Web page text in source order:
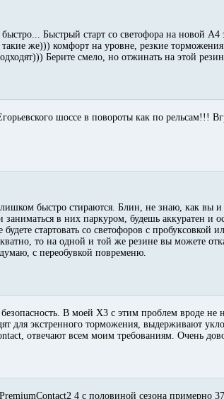
Быстрый старт со светофора на новой А4
же))) комфорт на уровне, резкие
Берите смело, но отжинать на этой
шоссе в повороты как по рельсам!!!
быстро стираются. Блин, не знаю, как вы
заниматься в них паркуром, будешь аккуратен и
стартовать со светофоров с пробуксовкой
то на одной и той же резине вы можете
с переобувкой повременю.
В моей X3 с этим проблем вроде не
для экстренного торможения, выдерживают
отвечают всем моим требованиям. Очень
4 с половиной сезона примерно